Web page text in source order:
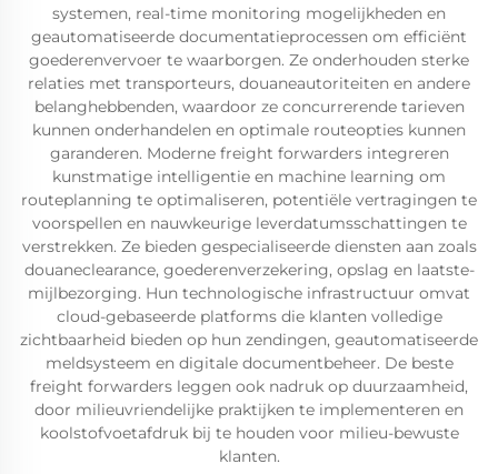
systemen, real-time monitoring mogelijkheden en
geautomatiseerde documentatieprocessen om efficiënt
goederenvervoer te waarborgen. Ze onderhouden sterke
relaties met transporteurs, douaneautoriteiten en andere
belanghebbenden, waardoor ze concurrerende tarieven
kunnen onderhandelen en optimale routeopties kunnen
garanderen. Moderne freight forwarders integreren
kunstmatige intelligentie en machine learning om
routeplanning te optimaliseren, potentiële vertragingen te
voorspellen en nauwkeurige leverdatumsschattingen te
verstrekken. Ze bieden gespecialiseerde diensten aan zoals
douaneclearance, goederenverzekering, opslag en laatste-
mijlbezorging. Hun technologische infrastructuur omvat
cloud-gebaseerde platforms die klanten volledige
zichtbaarheid bieden op hun zendingen, geautomatiseerde
meldsysteem en digitale documentbeheer. De beste
freight forwarders leggen ook nadruk op duurzaamheid,
door milieuvriendelijke praktijken te implementeren en
koolstofvoetafdruk bij te houden voor milieu-bewuste
klanten.